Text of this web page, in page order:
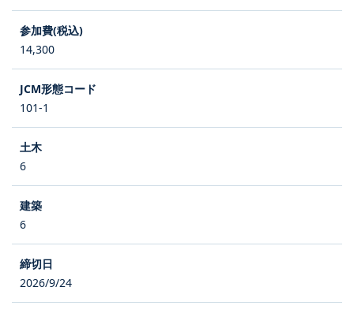
14,300
101-1
6
6
2026/9/24